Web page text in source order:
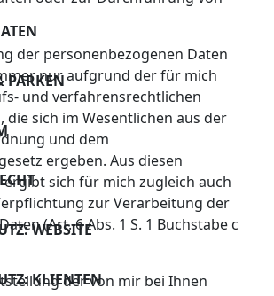
PARKEN
WEBSITE
KLIENTEN
der personenbezogenen Daten
nur aufgrund der für mich
und verfahrensrechtlichen
die sich im Wesentlichen aus der
und dem
ergeben. Aus diesen
sich für mich zugleich auch
zur Verarbeitung der
(Art. 6 Abs. 1 S. 1 Buchstabe c
der von mir bei Ihnen